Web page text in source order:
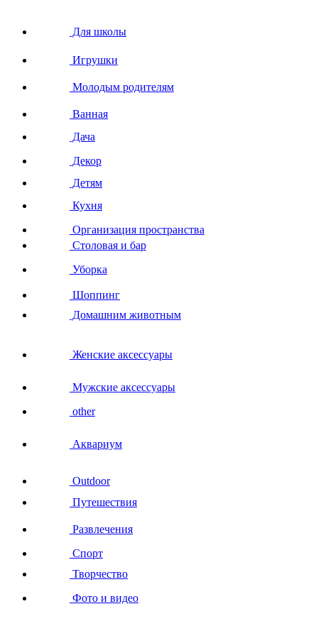
Для школы
Игрушки
Молодым родителям
Ванная
Дача
Декор
Детям
Кухня
Организация пространства
Столовая и бар
Уборка
Шоппинг
Домашним животным
Женские аксессуары
Мужские аксессуары
other
Аквариум
Outdoor
Путешествия
Развлечения
Спорт
Творчество
Фото и видео